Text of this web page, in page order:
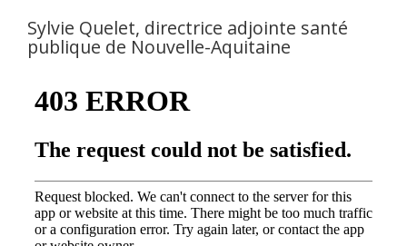
Sylvie Quelet, directrice adjointe santé
publique de Nouvelle-Aquitaine